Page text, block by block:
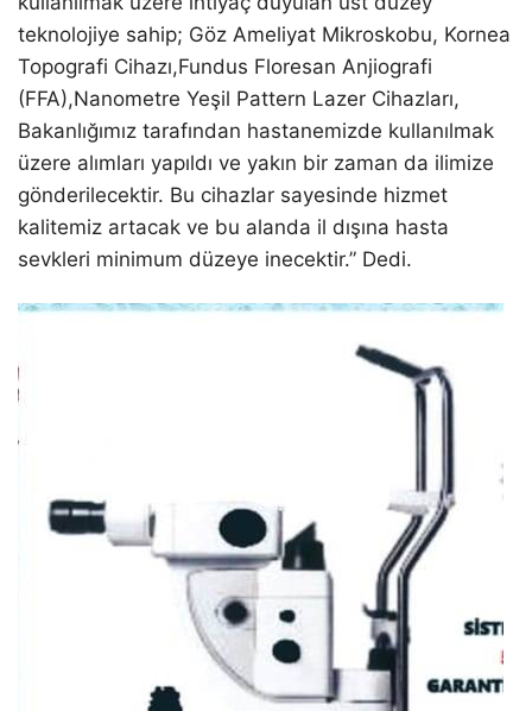
teknolojiye sahip; Göz Ameliyat Mikroskobu, Kornea
Topografi Cihazı,Fundus Floresan Anjiografi
(FFA),Nanometre Yeşil Pattern Lazer Cihazları,
Bakanlığımız tarafından hastanemizde kullanılmak
üzere alımları yapıldı ve yakın bir zaman da ilimize
gönderilecektir. Bu cihazlar sayesinde hizmet
kalitemiz artacak ve bu alanda il dışına hasta
sevkleri minimum düzeye inecektir.” Dedi.